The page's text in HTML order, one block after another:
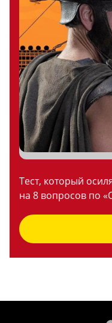
Тест, который
на 8 вопросов по